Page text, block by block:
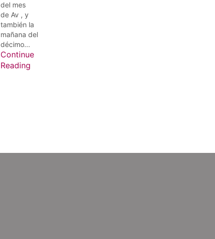
del mes
de Av , y
también la
mañana del
décimo...
Continue
Reading